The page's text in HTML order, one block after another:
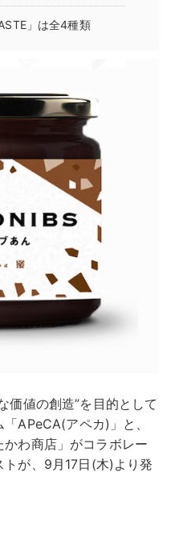
」は全4種類
価値の創造”を目的として
APeCA(アペカ)」と、
わ商店」がコラボレー
が、9月17日(木)より発